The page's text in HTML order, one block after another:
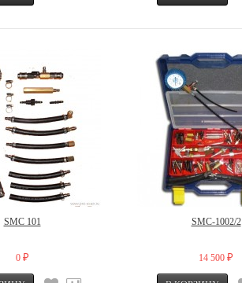
SMC 101
0 ₽
SMC-1002/2
14 500 ₽